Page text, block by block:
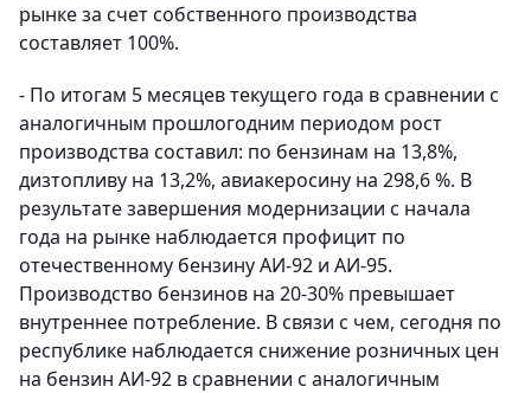
рынке за счет собственного производства
составляет 100%.
- По итогам 5 месяцев текущего года в сравнении с
аналогичным прошлогодним периодом рост
производства составил: по бензинам на 13,8%,
дизтопливу на 13,2%, авиакеросину на 298,6 %. В
результате завершения модернизации с начала
года на рынке наблюдается профицит по
отечественному бензину АИ-92 и АИ-95.
Производство бензинов на 20-30% превышает
внутреннее потребление. В связи с чем, сегодня по
республике наблюдается снижение розничных цен
на бензин АИ-92 в сравнении с аналогичным